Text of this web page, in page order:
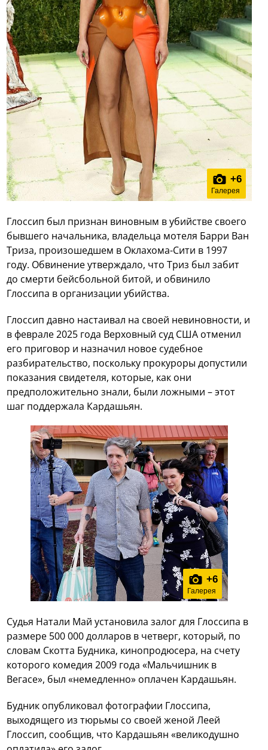
+6
Галерея
Глоссип был признан виновным в убийстве своего
бывшего начальника, владельца мотеля Барри Ван
Триза, произошедшем в Оклахома-Сити в 1997
году. Обвинение утверждало, что Триз был забит
до смерти бейсбольной битой, и обвинило
Глоссипа в организации убийства.
Глоссип давно настаивал на своей невиновности, и
в феврале 2025 года Верховный суд США отменил
его приговор и назначил новое судебное
разбирательство, поскольку прокуроры допустили
показания свидетеля, которые, как они
предположительно знали, были ложными – этот
шаг поддержала Кардашьян.
+6
Галерея
Судья Натали Май установила залог для Глоссипа в
размере 500 000 долларов в четверг, который, по
словам Скотта Будника, кинопродюсера, на счету
которого комедия 2009 года «Мальчишник в
Вегасе», был «немедленно» оплачен Кардашьян.
Будник опубликовал фотографии Глоссипа,
выходящего из тюрьмы со своей женой Леей
Глоссип, сообщив, что Кардашьян «великодушно